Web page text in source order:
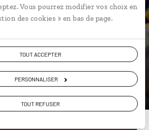
Vous pourrez modifier vos choix en
des cookies » en bas de page.
TOUT ACCEPTER
PERSONNALISER
TOUT REFUSER
ou
85 08 22 90
au samedi de 09h30 à 18h30